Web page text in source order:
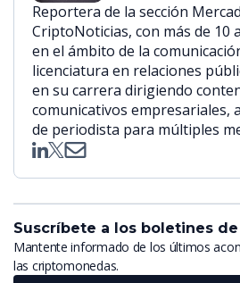
Reportera de la sección
CriptoNoticias, con más de 10
en el ámbito de la
licenciatura en relaciones
en su carrera dirigiendo
comunicativos empresariales,
de periodista para múltiples
Suscríbete a los boletines
Mantente informado de los últimos
las criptomonedas.